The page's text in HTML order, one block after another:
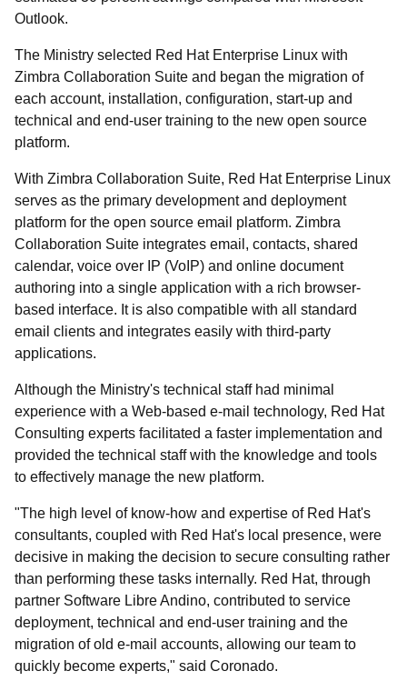
Outlook.
The Ministry selected Red Hat Enterprise Linux with
Zimbra Collaboration Suite and began the migration of
each account, installation, configuration, start-up and
technical and end-user training to the new open source
platform.
With Zimbra Collaboration Suite, Red Hat Enterprise Linux
serves as the primary development and deployment
platform for the open source email platform. Zimbra
Collaboration Suite integrates email, contacts, shared
calendar, voice over IP (VoIP) and online document
authoring into a single application with a rich browser-
based interface. It is also compatible with all standard
email clients and integrates easily with third-party
applications.
Although the Ministry's technical staff had minimal
experience with a Web-based e-mail technology, Red Hat
Consulting experts facilitated a faster implementation and
provided the technical staff with the knowledge and tools
to effectively manage the new platform.
"The high level of know-how and expertise of Red Hat's
consultants, coupled with Red Hat's local presence, were
decisive in making the decision to secure consulting rather
than performing these tasks internally. Red Hat, through
partner Software Libre Andino, contributed to service
deployment, technical and end-user training and the
migration of old e-mail accounts, allowing our team to
quickly become experts," said Coronado.